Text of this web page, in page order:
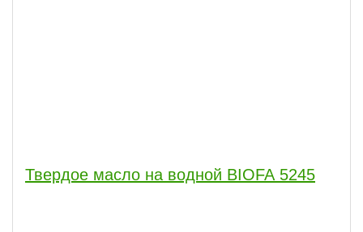
Твердое масло на водной BIOFA 5245